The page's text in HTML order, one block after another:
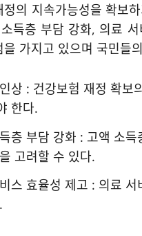
정의 지속가능성을 확보
득층 부담 강화, 의료
가지고 있으며 국민들
상 : 건강보험 재정 확보
한다.
층 부담 강화 : 고액 소
고려할 수 있다.
스 효율성 제고 : 의료